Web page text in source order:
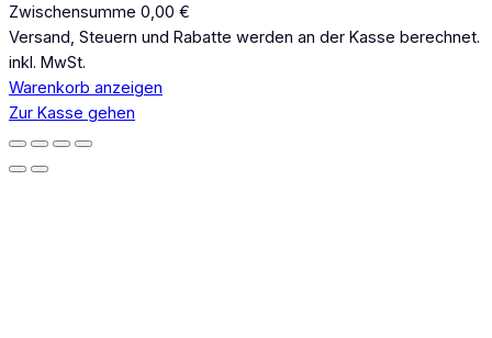
Produkte
im
Warenkorb
Zwischensumme 0,00 €
Versand, Steuern und Rabatte werden an der Kasse berechnet.
inkl. MwSt.
Warenkorb anzeigen
Zur Kasse gehen